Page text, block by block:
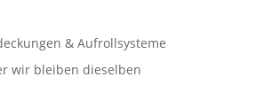
& Aufrollsysteme
wir bleiben dieselben